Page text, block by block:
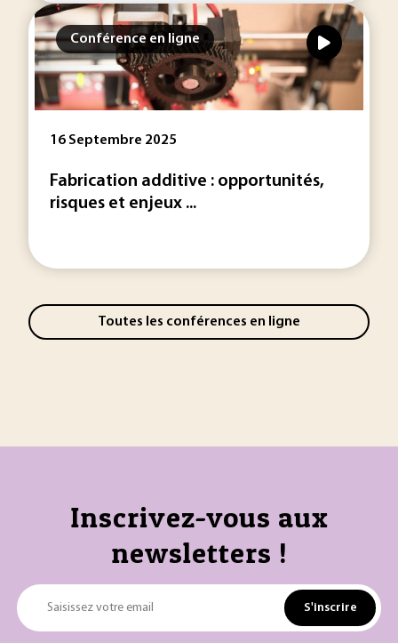
Conférence en ligne
16 Septembre 2025
Fabrication additive : opportunités,
risques et enjeux ...
Toutes les conférences en ligne
Inscrivez-vous aux
newsletters !
Saisissez votre email S'inscrire